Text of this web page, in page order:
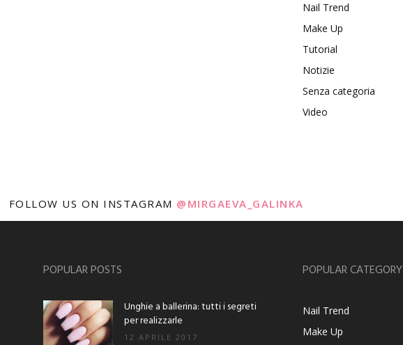
Nail Trend
Make Up
Tutorial
Notizie
Senza categoria
Video
FOLLOW US ON INSTAGRAM @MIRGAEVA_GALINKA
POPULAR POSTS
Unghie a ballerina: tutti i segreti
per realizzarle
12 APRILE 2017
POPULAR CATEGORY
Nail Trend
Make Up